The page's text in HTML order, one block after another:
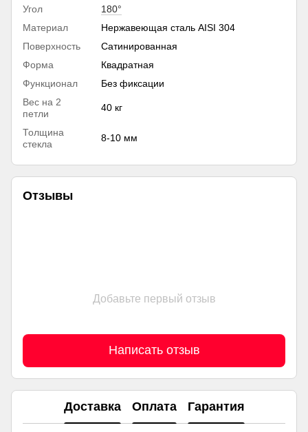
Угол
180°
Материал
Нержавеющая сталь AISI 304
Поверхность
Сатинированная
Форма
Квадратная
Функционал
Без фиксации
Вес на 2
петли
40 кг
Толщина
стекла
8-10 мм
Отзывы
Добавьте первый отзыв
Написать отзыв
Доставка Оплата Гарантия